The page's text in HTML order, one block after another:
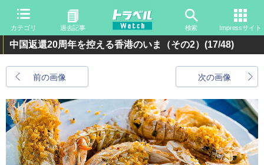
カテゴリ 過去記事 検索 Impressサイト
中国返還20周年を控える香港のいま（その2） (17/48)
前の画像 次の画像